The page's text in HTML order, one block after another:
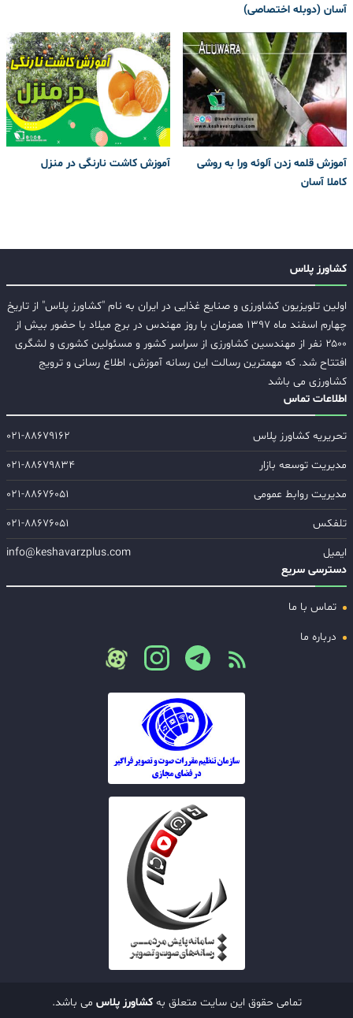
آسان (دوبله اختصاصی)
آموزش قلمه زدن آلوئه ورا به روشی
کاملا آسان
آموزش کاشت نارنگی در منزل
کشاورز پلاس
اولین تلویزیون کشاورزی و صنایع غذایی در ایران به نام "کشاورز پلاس" از تاریخ
چهارم اسفند ماه ۱۳۹۷ همزمان با روز مهندس در برج میلاد با حضور بیش از
۲۵۰۰ نفر از مهندسین کشاورزی از سراسر کشور و مسئولین کشوری و لشگری
افتتاح شد. که مهمترین رسالت این رسانه آموزش، اطلاع رسانی و ترویج
کشاورزی می باشد
اطلاعات تماس
تحریریه کشاورز پلاس
۰۲۱-۸۸۶۷۹۱۶۲
مدیریت توسعه بازار
۰۲۱-۸۸۶۷۹۸۳۴
مدیریت روابط عمومی
۰۲۱-۸۸۶۷۶۰۵۱
تلفکس
۰۲۱-۸۸۶۷۶۰۵۱
ایمیل
info@keshavarzplus.com
دسترسی سریع
تماس با ما
درباره ما
تمامی حقوق این سایت متعلق بهکشاورز پلاس می باشد.